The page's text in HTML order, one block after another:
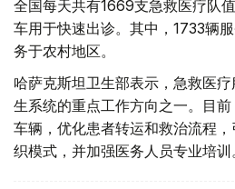
全国每天共有1669支急救医疗队
车用于快速出诊。其中，1733辆
务于农村地区。
哈萨克斯坦卫生部表示，急救医
生系统的重点工作方向之一。目
车辆，优化患者转运和救治流程
织模式，并加强医务人员专业培训